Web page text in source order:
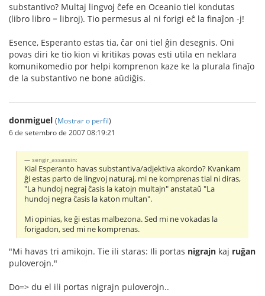
substantivo? Multaj lingvoj ĉefe en Oceanio tiel kondutas
(libro libro = libroj). Tio permesus al ni forigi eĉ la finaĵon -j!
Esence, Esperanto estas tia, ĉar oni tiel ĝin desegnis. Oni
povas diri ke tio kion vi kritikas povas esti utila en neklara
komunikomedio por helpi komprenon kaze ke la plurala finaĵo
de la substantivo ne bone aŭdiĝis.
donmiguel (Mostrar o perfil)
6 de setembro de 2007 08:19:21
sengir_assassin:
Kial Esperanto havas substantiva/adjektiva akordo? Kvankam
ĝi estas parto de lingvoj naturaj, mi ne komprenas tial ni diras,
"La hundoj negraj ĉasis la katojn multajn" anstataŭ "La
hundoj negra ĉasis la katon multan".
Mi opinias, ke ĝi estas malbezona. Sed mi ne vokadas la
forigadon, sed mi ne komprenas.
"Mi havas tri amikojn. Tie ili staras: Ili portas nigrajn kaj ruĝan
puloverojn."
Do=> du el ili portas nigrajn puloverojn..